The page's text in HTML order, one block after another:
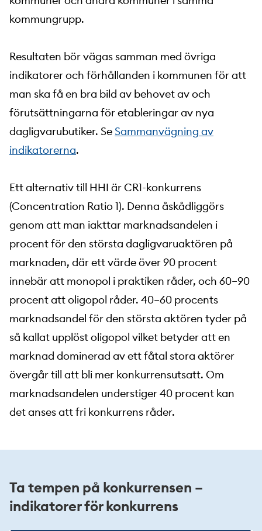
kommungrupp.
Resultaten bör vägas samman med övriga
indikatorer och förhållanden i kommunen för att
man ska få en bra bild av behovet av och
förutsättningarna för etableringar av nya
dagligvarubutiker. SeSammanvägning av
indikatorerna.
Ett alternativ till HHI är CR1-konkurrens
(Concentration Ratio 1). Denna åskådliggörs
genom att man iakttar marknadsandelen i
procent för den största dagligvaruaktören på
marknaden, där ett värde över 90 procent
innebär att monopol i praktiken råder, och 60–90
procent att oligopol råder. 40–60 procents
marknadsandel för den största aktören tyder på
så kallat upplöst oligopol vilket betyder att en
marknad dominerad av ett fåtal stora aktörer
övergår till att bli mer konkurrensutsatt. Om
marknadsandelen understiger 40 procent kan
det anses att fri konkurrens råder.
Ta tempen på konkurrensen –
indikatorer för konkurrens